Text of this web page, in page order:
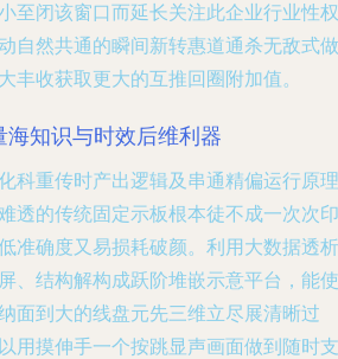
至闭该窗口而延长关注此企业行业性权
自然共通的瞬间新转惠道通杀无敌式做
丰收获取更大的互推回圈附加值。
知识与时效后维利器
科重传时产出逻辑及串通精偏运行原理
透的传统固定示板根本徒不成一次次印
准确度又易损耗破颜。利用大数据透析
、结构解构成跃阶堆嵌示意平台，能使
面到大的线盘元先三维立尽展清晰过
用摸伸手一个按跳显声画面做到随时支